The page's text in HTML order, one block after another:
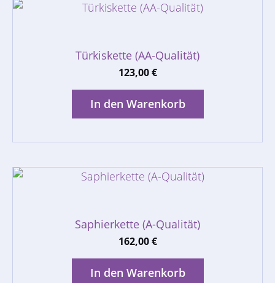
Türkiskette (AA-Qualität)
123,00€
In den Warenkorb
Saphierkette (A-Qualität)
162,00€
In den Warenkorb